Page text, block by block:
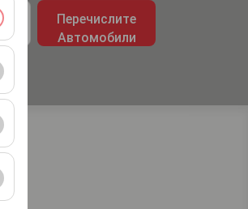
Перечислите
Автомобили